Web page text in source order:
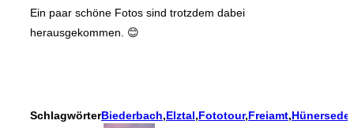
Ein paar schöne Fotos sind trotzdem dabei
herausgekommen. 😊
SchlagwörterBiederbach,Elztal,Fototour,Freiamt,Hünersedel